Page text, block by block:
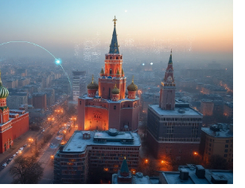
следует учитывать при
метода перевода. Будут
ошибки, которых следует
минимизировать риски при работе